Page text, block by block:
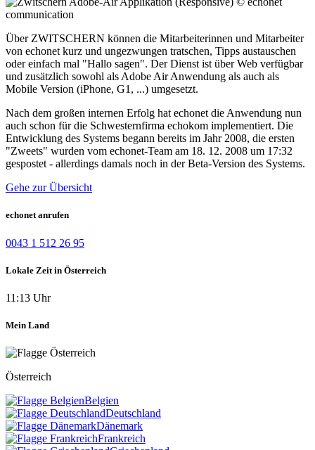
Über ZWITSCHERN können die Mitarbeiterinnen und Mitarbeiter
von echonet kurz und ungezwungen tratschen, Tipps austauschen
oder einfach mal "Hallo sagen". Der Dienst ist über Web verfügbar
und zusätzlich sowohl als Adobe Air Anwendung als auch als
Mobile Version (iPhone, G1, ...) umgesetzt.
Nach dem großen internen Erfolg hat echonet die Anwendung nun
auch schon für die Schwesternfirma echokom implementiert. Die
Entwicklung des Systems begann bereits im Jahr 2008, die ersten
"Zweets" wurden vom echonet-Team am 18. 12. 2008 um 17:32
gespostet - allerdings damals noch in der Beta-Version des Systems.
Gehe zur Übersicht
echonet anrufen
0043 1 512 26 95
Lokale Zeit in Österreich
11:13 Uhr
Mein Land
Österreich
Belgien
Deutschland
Dänemark
Frankreich